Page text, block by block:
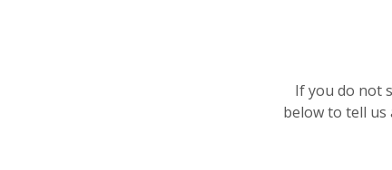
If you do not
below to tell